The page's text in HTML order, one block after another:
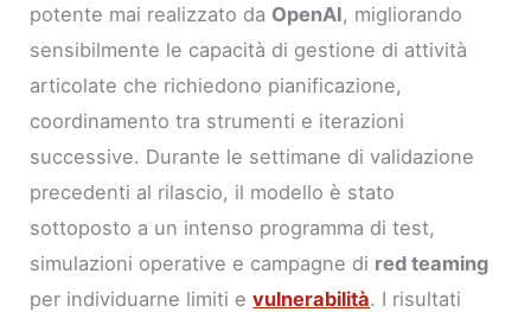
potente mai realizzato da OpenAI, migliorando
sensibilmente le capacità di gestione di attività
articolate che richiedono pianificazione,
coordinamento tra strumenti e iterazioni
successive. Durante le settimane di validazione
precedenti al rilascio, il modello è stato
sottoposto a un intenso programma di test,
simulazioni operative e campagne di red teaming
per individuarne limiti evulnerabilità. I risultati